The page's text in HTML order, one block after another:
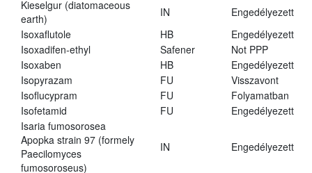
Kieselgur (diatomaceous
earth)
IN
Engedélyezett
Isoxaflutole
HB
Engedélyezett
Isoxadifen-ethyl
Safener
Not PPP
Isoxaben
HB
Engedélyezett
Isopyrazam
FU
Visszavont
Isoflucypram
FU
Folyamatban
Isofetamid
FU
Engedélyezett
Isaria fumosorosea
Apopka strain 97 (formely
Paecilomyces
fumosoroseus)
IN Engedélyezett